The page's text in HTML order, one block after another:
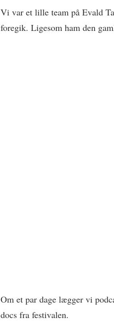
Vi var et lille team på Evald
foregik. Ligesom ham den
Om et par dage lægger vi
docs fra festivalen.